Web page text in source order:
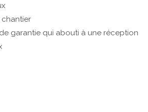
chantier
garantie qui abouti à une réception